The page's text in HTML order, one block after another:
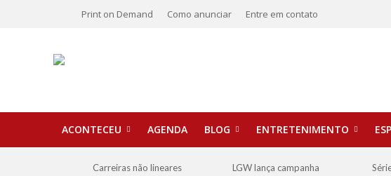
Print on Demand Como anunciar Entre em contato
ACONTECEU AGENDA BLOG ENTRETENIMENTO
Carreiras não lineares
LGW lança campanha